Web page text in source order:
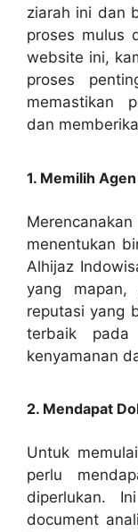
ziarah ini dan
proses mulus
website ini,
proses
memastikan
dan
1. Memilih
menentukan
Alhijaz
yang mapan,
reputasi yang
terbaik pada
kenyamanan
2. Mendapat
Untuk
perlu
diperlukan.
document